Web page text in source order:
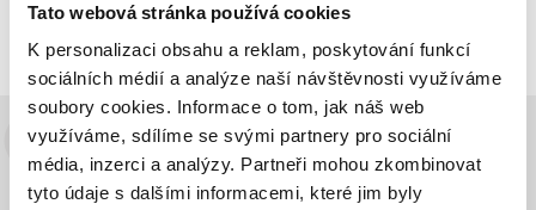
Tato webová stránka používá cookies
K personalizaci obsahu a reklam, poskytování funkcí
sociálních médií a analýze naší návštěvnosti využíváme
soubory cookies. Informace o tom, jak náš web
využíváme, sdílíme se svými partnery pro sociální
média, inzerci a analýzy. Partneři mohou zkombinovat
tyto údaje s dalšími informacemi, které jim byly
Předchozí
Budete to vědět jako první!
Zajímá Vás, jaký knižní hit právě vychází, na jaké zboží je výhodná